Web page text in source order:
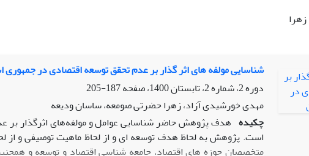
شناسایی مولفه های اثر گذار بر عدم تحقق توسعه اقتصادی در جمهوری
دوره 2، شماره 2، تابستان 1400، صفحه
187-205
مهدی خورشیدی آزاد، زهرا حضرتی صومعه، ساسان ودیعه
چکیده هدف پژوهش حاضر شناسایی عوامل و مولفه‌های اثرگذار بر
است. پژوهش به لحاظ هدف توسعه ای و از لحاظ ماهیت توصیفی و از
متخصصان حوزه های اقتصاد، جامعه شناسی اقتصاد و توسعه و